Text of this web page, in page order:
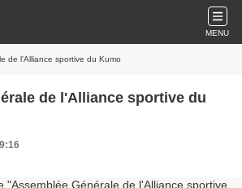
MENU
de l'Alliance sportive du Kumo
de l'Alliance sportive du